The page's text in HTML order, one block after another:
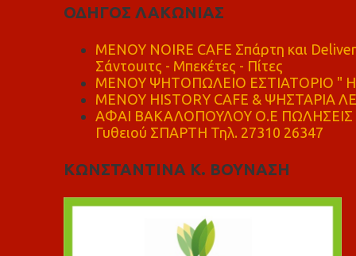
ΟΔΗΓΟΣ ΛΑΚΩΝΙΑΣ
MENOY NOIRE CAFE Σπάρτη και
Σάντουιτς - Μπεκέτες - Πίτες
ΜΕΝΟΥ ΨΗΤΟΠΩΛΕΙΟ ΕΣΤΙΑΤΟΡΙΟ "
ΜΕΝΟΥ HISTORY CAFE & ΨΗΣΤΑΡΙΑ
ΑΦΑΙ ΒΑΚΑΛΟΠΟΥΛΟΥ Ο.Ε ΠΩΛΗΣΕΙΣ
Γυθειού ΣΠΑΡΤΗ Τηλ. 27310 26347
ΚΩΝΣΤΑΝΤΙΝΑ Κ. ΒΟΥΝΑΣΗ